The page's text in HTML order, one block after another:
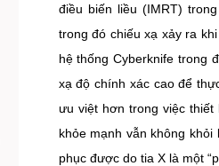
điều biến liều (IMRT)
trong đó chiếu xạ xảy ra
hệ thống Cyberknife trong
xạ độ chính xác cao để
ưu việt hơn trong việc
khỏe mạnh vẫn không
phục được do tia X là một